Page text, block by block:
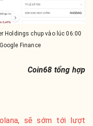
Holdings chụp vào lúc 06:00
Finance
Coin68 tổng hợp
sẽ sớm tới lượt